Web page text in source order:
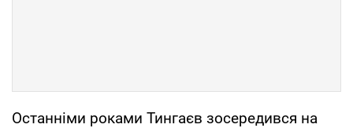
Останніми роками Тингаєв зосередився на